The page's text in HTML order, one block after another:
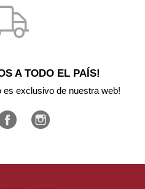
A TODO EL PAÍS!
es exclusivo de nuestra web!